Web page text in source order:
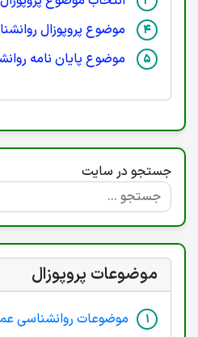
موضوع پروپوزال
موضوع پایان نامه
جستجو در سایت
موضوعات پروپوزال
موضوعات روانشناسی